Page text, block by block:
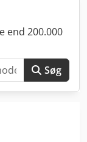
end 200.000
Søg